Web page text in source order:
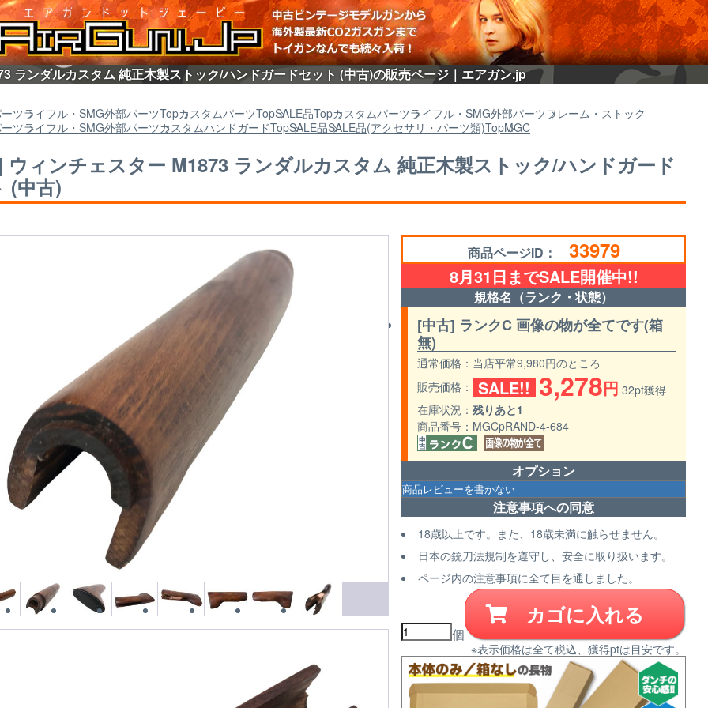
ランダルカスタム 純正木製ストック/ハンドガードセット (中古)の販売ページ｜エアガン.jp
ツライフル・SMG外部パーツTopカスタムパーツTopSALE品Topカスタムパーツライフル・SMG外部パーツフレーム・ストック
ツライフル・SMG外部パーツカスタムハンドガードTopSALE品SALE品(アクセサリ・パーツ類)TopMGC
ウィンチェスター M1873 ランダルカスタム 純正木製ストック/ハンドガード
(中古)
商品ページID： 33979
8月31日までSALE開催中!!
規格名（ランク・状態）
[中古] ランクC 画像の物が全てです(箱
無)
通常価格
当店平常9,980円のところ
販売価格
SALE!! 3,278円 32pt獲得
在庫状況
残りあと1
商品番号
MGCpRAND-4-684
オプション
注意事項への同意
18歳以上です。また、18歳未満に触らせません。
日本の銃刀法規制を遵守し、安全に取り扱います。
ページ内の注意事項に全て目を通しました。
個
カゴに入れる
※表示価格は全て税込、獲得ptは目安です。